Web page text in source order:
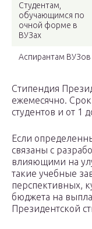
Студентам,
обучающимся по
очной форме в
ВУЗах
Аспирантам ВУЗов
Стипендия
ежемесячно. Срок
студентов и от 1
Если
связаны с
влияющими на
такие учебные
перспективных,
бюджета на
Президентской